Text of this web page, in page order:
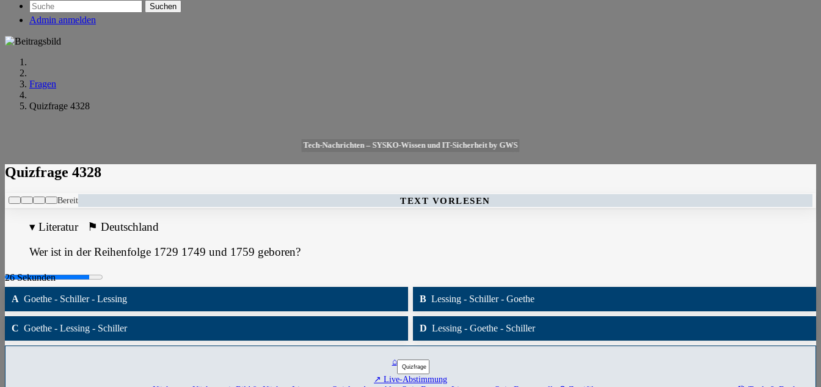
Suchen
Admin anmelden
Fragen
Quizfrage 4328
Tech-Nachrichten – SYSKO-Wissen und IT-Sicherheit by GWS
Quizfrage 4328
Bereit TEXT VORLESEN
▾ Literatur ⚑ Deutschland
Wer ist in der Reihenfolge 1729 1749 und 1759 geboren?
A Goethe - Schiller - Lessing B Lessing - Schiller - Goethe
C Goethe - Lessing - Schiller D Lessing - Goethe - Schiller
⌂
↗ Live-Abstimmung